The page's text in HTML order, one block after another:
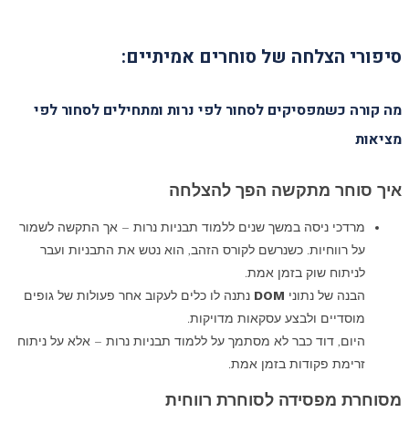
סיפורי הצלחה של סוחרים אמיתיים:
מה קורה כשמפסיקים לסחור לפי נרות ומתחילים לסחור לפי
מציאות
איך סוחר מתקשה הפך להצלחה
מרדכי ניסה במשך שנים ללמוד תבניות נרות – אך התקשה לשמור
על רווחיות. כשנרשם לקורס הזהב, הוא נטש את התבניות ועבר
לניתוח שוק בזמן אמת.
הבנה של נתוני DOM נתנה לו כלים לעקוב אחר פעולות של גופים
מוסדיים ולבצע עסקאות מדויקות.
היום, דוד כבר לא מסתמך על ללמוד תבניות נרות – אלא על ניתוח
זרימת פקודות בזמן אמת.
מסוחרת מפסידה לסוחרת רווחית